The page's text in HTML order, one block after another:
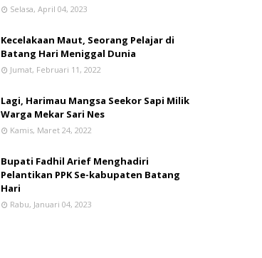
Selasa, April 04, 2023
Kecelakaan Maut, Seorang Pelajar di
Batang Hari Meniggal Dunia
Jumat, Februari 11, 2022
Lagi, Harimau Mangsa Seekor Sapi Milik
Warga Mekar Sari Nes
Kamis, Maret 24, 2022
Bupati Fadhil Arief Menghadiri
Pelantikan PPK Se-kabupaten Batang
Hari
Rabu, Januari 04, 2023